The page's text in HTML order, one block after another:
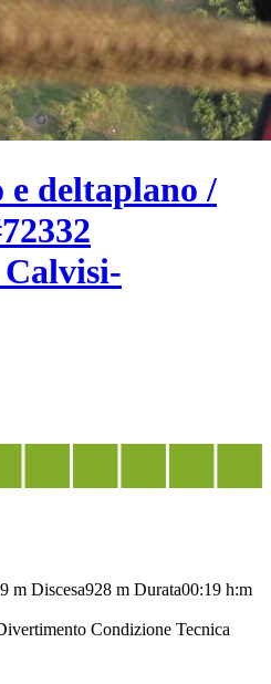
e deltaplano /
Calvisi-
m Discesa928 m Durata00:19 h:m
Condizione Tecnica